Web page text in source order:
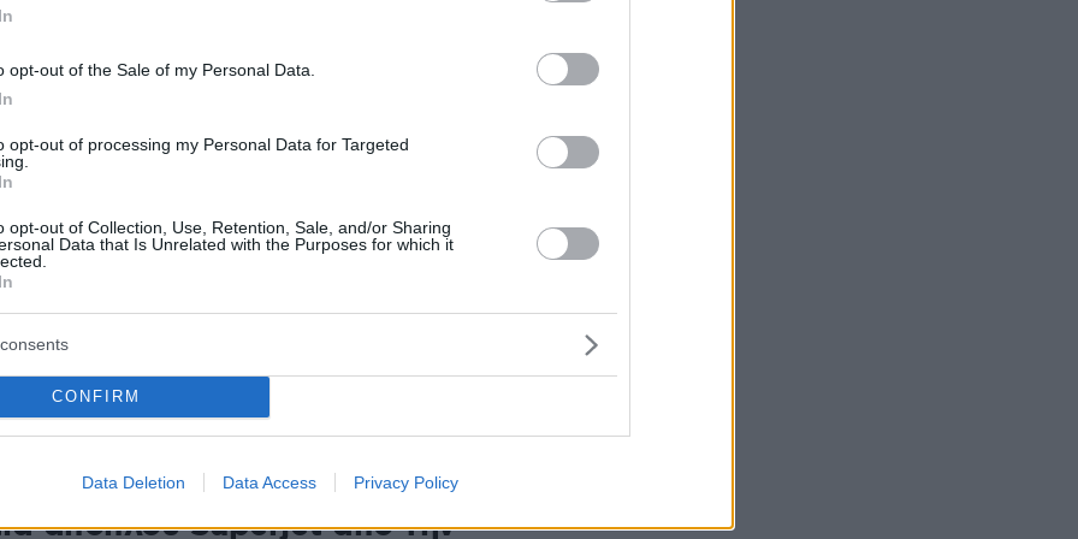
opt-out of the Sale of my Personal Data.
opt-out of processing my Personal Data for Targeted
opt-out of Collection, Use, Retention, Sale, and/or Sharing
Data that Is Unrelated with the Purposes for which it
CONFIRM
Data Deletion Data Access Privacy Policy
δεν πραγματοποίησε το προγραμματισμένο
μεταφερθούν με μέριμνα της εταιρείας
26 αλλοδαπών και
του διακινητή τους μετά από
στη Λέσβο
είχε αποβιβάσει τους 26 αλλοδαπούς στο
ως ο διακινητής τους
6
απόπλου Superjet από την